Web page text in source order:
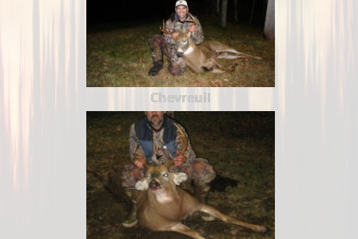
Chevreuil